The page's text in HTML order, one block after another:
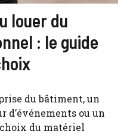
louer du
: le guide
du bâtiment, un
d’événements ou un
du matériel